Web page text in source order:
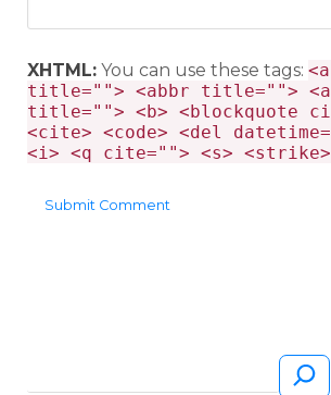
XHTML: You can use these tags:
title=""> <abbr title="">
title=""> <b> <blockquote
<cite> <code> <del
<i> <q cite=""> <s> <strike>